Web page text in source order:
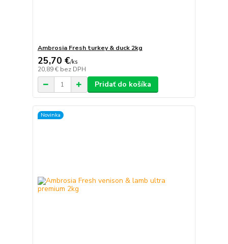
Ambrosia Fresh turkey & duck 2kg
25,70 €/ks
20,89 € bez DPH
Pridať do košíka
Novinka